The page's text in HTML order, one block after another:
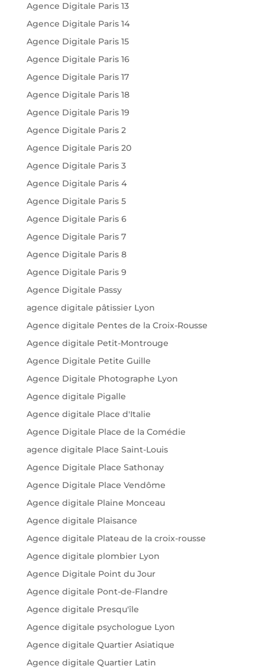
Agence Digitale Paris 13
Agence Digitale Paris 14
Agence Digitale Paris 15
Agence Digitale Paris 16
Agence Digitale Paris 17
Agence Digitale Paris 18
Agence Digitale Paris 19
Agence Digitale Paris 2
Agence Digitale Paris 20
Agence Digitale Paris 3
Agence Digitale Paris 4
Agence Digitale Paris 5
Agence Digitale Paris 6
Agence Digitale Paris 7
Agence Digitale Paris 8
Agence Digitale Paris 9
Agence Digitale Passy
agence digitale pâtissier Lyon
Agence digitale Pentes de la Croix-Rousse
Agence digitale Petit-Montrouge
Agence Digitale Petite Guille
Agence Digitale Photographe Lyon
Agence digitale Pigalle
Agence digitale Place d'Italie
Agence Digitale Place de la Comédie
agence digitale Place Saint-Louis
Agence Digitale Place Sathonay
Agence Digitale Place Vendôme
Agence digitale Plaine Monceau
Agence digitale Plaisance
Agence digitale Plateau de la croix-rousse
Agence digitale plombier Lyon
Agence Digitale Point du Jour
Agence digitale Pont-de-Flandre
Agence digitale Presqu'île
Agence digitale psychologue Lyon
Agence digitale Quartier Asiatique
Agence digitale Quartier Latin